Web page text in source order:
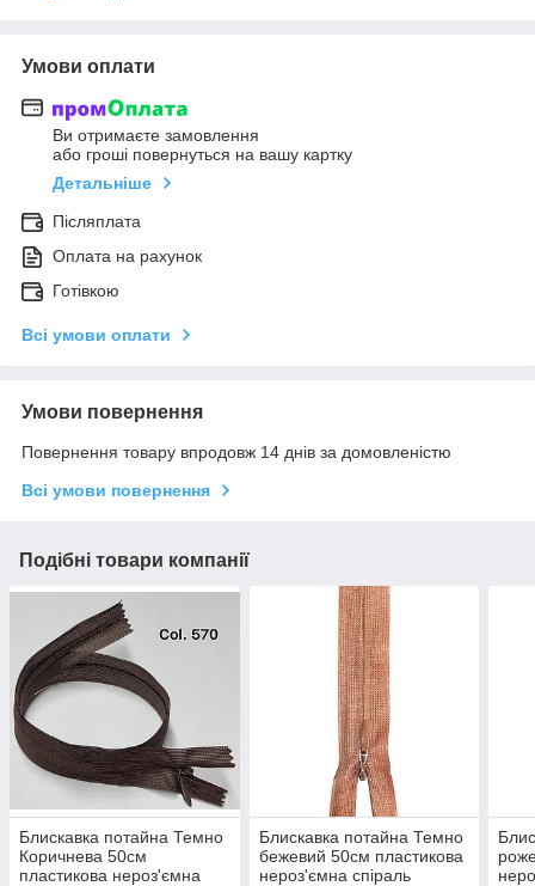
Умови оплати
Ви отримаєте замовлення
або гроші повернуться на вашу картку
Детальніше
Післяплата
Оплата на рахунок
Готівкою
Всі умови оплати
Умови повернення
Повернення товару впродовж 14 днів за домовленістю
Всі умови повернення
Подібні товари компанії
Блискавка потайна Темно
Коричнева 50см
пластикова нероз'ємна
Блискавка потайна Темно
бежевий 50см пластикова
нероз'ємна спіраль